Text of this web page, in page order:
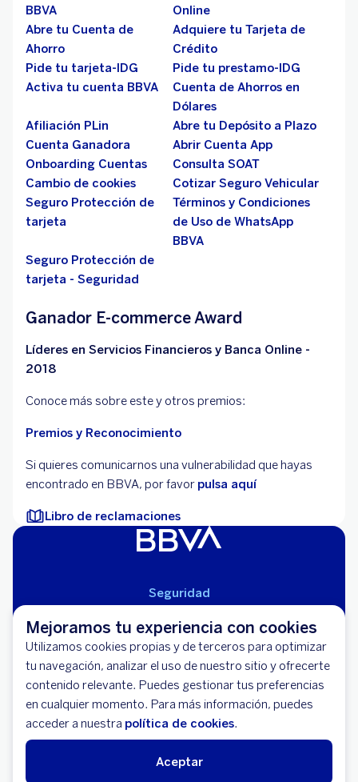
Mejoramos tu experiencia con cookies
Utilizamos cookies propias y de terceros para optimizar
tu navegación, analizar el uso de nuestro sitio y ofrecerte
contenido relevante. Puedes gestionar tus preferencias
en cualquier momento. Para más información, puedes
acceder a nuestra política de cookies.
Aceptar
BBVA
Online
Abre tu Cuenta de
Ahorro
Adquiere tu Tarjeta de
Crédito
Pide tu tarjeta-IDG
Pide tu prestamo-IDG
Activa tu cuenta BBVA
Cuenta de Ahorros en
Dólares
Afiliación PLin
Abre tu Depósito a Plazo
Cuenta Ganadora
Abrir Cuenta App
Onboarding Cuentas
Consulta SOAT
Cambio de cookies
Cotizar Seguro Vehicular
Seguro Protección de
tarjeta
Términos y Condiciones
de Uso de WhatsApp
BBVA
Seguro Protección de
tarjeta - Seguridad
Ganador E-commerce Award
Líderes en Servicios Financieros y Banca Online -
2018
Conoce más sobre este y otros premios:
Premios y Reconocimiento
Si quieres comunicarnos una vulnerabilidad que hayas
encontrado en BBVA, por favor pulsa aquí
Libro de reclamaciones
Seguridad
Cláusulas Generales de Contratación
Mapa del Sitio
Libro de Reclamaciones
Llámanos (01) 595-0000
Banco BBVA Perú - RUC 20100130204
Av. República de Panamá 3055 - San Isidro